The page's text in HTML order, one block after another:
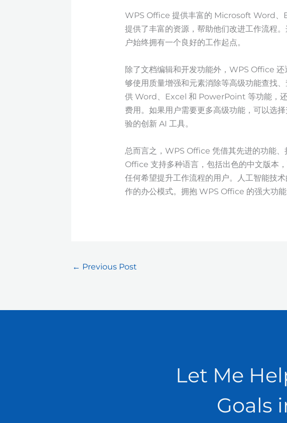
WPS Office 提供丰富的 Microsoft Word、
提供了丰富的资源，帮助他们改进工作流程
户始终拥有一个良好的工作起点。
除了文档编辑和开发功能外，WPS Office
够使用质量增强和元素消除等高级功能查找
供 Word、Excel 和 PowerPoint 等功能，
费用。如果用户需要更多高级功能，可以选
验的创新 AI 工具。
总而言之，WPS Office 凭借其先进的功能
Office 支持多种语言，包括出色的中文版本
任何希望提升工作流程的用户。人工智能技
作的办公模式。拥抱 WPS Office 的强大功
← Previous Post
Let Me
Goals